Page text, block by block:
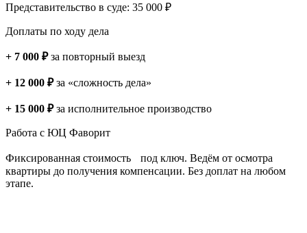
Представительство в суде: 35 000 ₽
Доплаты по ходу дела
+ 7 000 ₽за повторный выезд
+ 12 000 ₽за «сложность дела»
+ 15 000 ₽за исполнительное производство
Работа с ЮЦ Фаворит
Фиксированная стоимость под ключ. Ведём от осмотра
квартиры до получения компенсации. Без доплат на любом
этапе.